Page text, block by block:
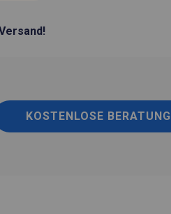
KOSTENLOSE BERATUNG